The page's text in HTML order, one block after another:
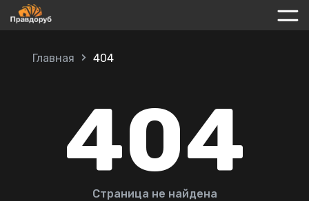
Главная 404
404
Страница не найдена